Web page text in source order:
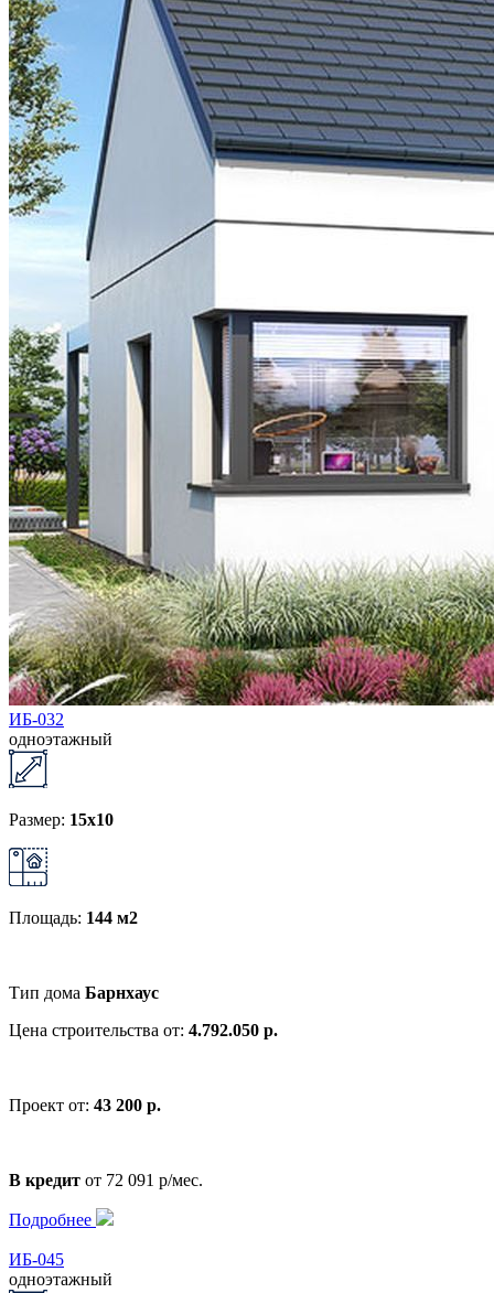
ИБ-032
одноэтажный
Размер: 15x10
Площадь: 144 м2
Тип дома Барнхаус
Цена строительства от: 4.792.050 р.
Проект от: 43 200 р.
В кредит от 72 091 р/мес.
Подробнее
ИБ-045
одноэтажный